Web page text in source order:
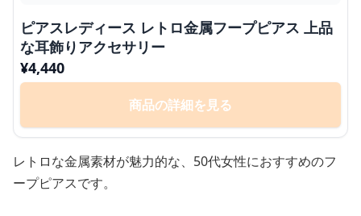
ピアスレディース レトロ金属フープピアス 上品
な耳飾りアクセサリー
¥4,440
商品の詳細を見る
レトロな金属素材が魅力的な、50代女性におすすめのフ
ープピアスです。